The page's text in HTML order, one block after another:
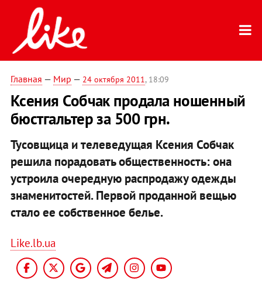
Главная — Мир — 24 октября 2011, 18:09
Ксения Собчак продала ношенный
бюстгальтер за 500 грн.
Тусовщица и телеведущая Ксения Собчак
решила порадовать общественность: она
устроила очередную распродажу одежды
знаменитостей. Первой проданной вещью
стало ее собственное белье.
Like.lb.ua